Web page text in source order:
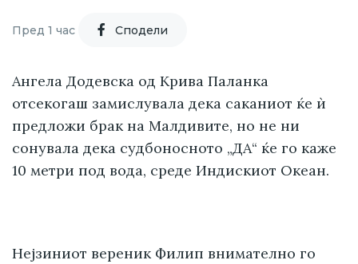
Пред 1 час Cподели
Ангела Додевска од Крива Паланка
отсекогаш замислувала дека саканиот ќе ѝ
предложи брак на Малдивите, но не ни
сонувала дека судбоносното „ДА“ ќе го каже
10 метри под вода, среде Индискиот Океан.
Нејзиниот вереник Филип внимателно го